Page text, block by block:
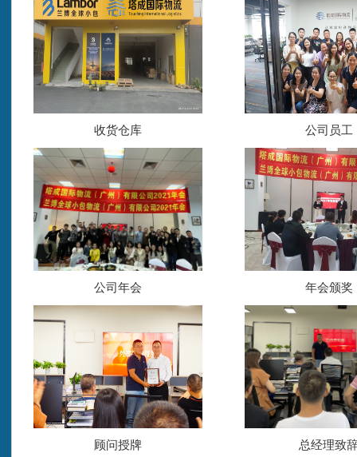
收货仓库 公司员工
公司年会 年会颁奖
顾问授牌 总经理致